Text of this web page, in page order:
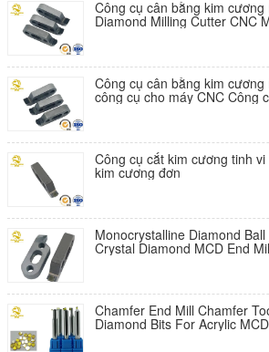
Công cụ cân bằng kim cương
Diamond Milling Cutter CNC
For CNC Machine CNC
Công cụ cân bằng kim
công cụ cho máy CNC Công
Công cụ cắt kim cương tinh
kim cương đơn
Monocrystalline Diamond
Crystal Diamond MCD End
Chamfer End Mill Chamfer
Diamond Bits For Acrylic
Cutter Các bộ cắt kim cương